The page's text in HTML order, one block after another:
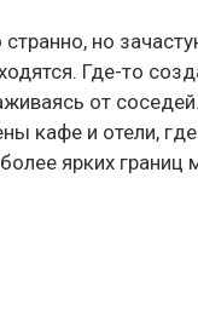
но
Где-то
от
кафе и отели,
ярких границ